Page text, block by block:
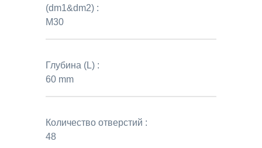
(dm1&dm2) :
M30
Глубина (L) :
60 mm
Количество отверстий :
48